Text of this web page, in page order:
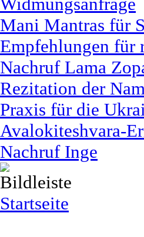
Mani Mantras für
Empfehlungen für
Nachruf Lama
Rezitation der
Praxis für die
Avalokiteshvara-
Nachruf Inge
Startseite